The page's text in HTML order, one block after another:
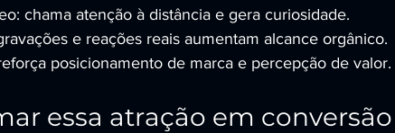
chama atenção à distância e gera curiosidade.
e reações reais aumentam alcance orgânico.
posicionamento de marca e percepção de valor.
essa atração em conversão